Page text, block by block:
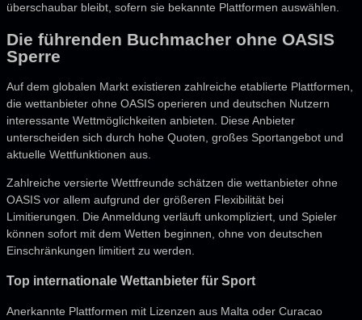
überschaubar bleibt, sofern sie bekannte Plattformen auswählen.
Die führenden Buchmacher ohne OASIS
Sperre
Auf dem globalen Markt existieren zahlreiche etablierte Plattformen,
die wettanbieter ohne OASIS operieren und deutschen Nutzern
interessante Wettmöglichkeiten anbieten. Diese Anbieter
unterscheiden sich durch hohe Quoten, großes Sportangebot und
aktuelle Wettfunktionen aus.
Zahlreiche versierte Wettfreunde schätzen die wettanbieter ohne
OASIS vor allem aufgrund der größeren Flexibilität bei
Limitierungen. Die Anmeldung verläuft unkompliziert, und Spieler
können sofort mit dem Wetten beginnen, ohne von deutschen
Einschränkungen limitiert zu werden.
Top internationale Wettanbieter für Sport
Anerkannte Plattformen mit Lizenzen aus Malta oder Curacao